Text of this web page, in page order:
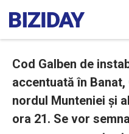
Cod Galben de
accentuată în
nordul Munteniei și
ora 21. Se vor